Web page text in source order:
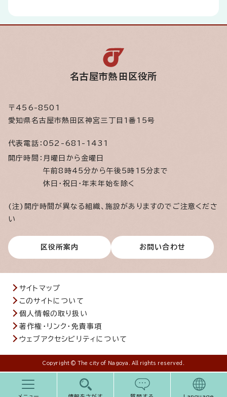
名古屋市熱田区役所
〒456-8501
愛知県名古屋市熱田区神宮三丁目1番15号
代表電話： 052-681-1431
開庁時間： 月曜日から金曜日
午前8時45分から午後5時15分まで
休日・祝日・年末年始を除く
(注)開庁時間が異なる組織、施設がありますのでご注意くださ
い
区役所案内 お問い合わせ
サイトマップ
このサイトについて
個人情報の取り扱い
著作権・リンク・免責事項
ウェブアクセシビリティについて
Copyright © The city of Nagoya. All rights reserved.